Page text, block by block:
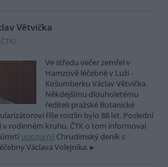
Větvička
ČTK)
Ve středu večer zemřel v
Hamzově léčebně v Luži -
Košumberku Václav Větvička.
Někdejšímu dlouholetému
řediteli pražské Botanické
říše rostlin bylo 88 let. Poslední
v rodinném kruhu. ČTK o tom informoval
upozornil Chrudimský deník s
Václava Volejníka.